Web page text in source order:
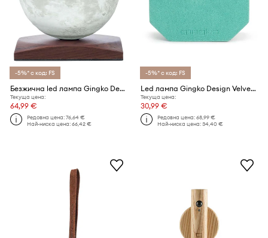
-5%* с код: FS
Безжична led лампа Gingko Design Mini LunaSpin Lamp
Текуща цена:
64,99 €
Редовна цена:76,64 €
Най-ниска цена:66,42 €
-5%* с код: FS
Led лампа Gingko Design Velvet Accordion Lamp
Текуща цена:
30,99 €
Редовна цена:68,99 €
Най-ниска цена:34,40 €